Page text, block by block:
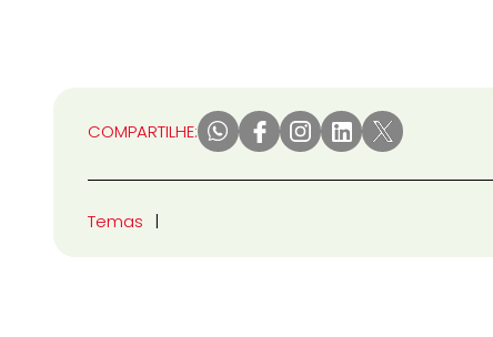
COMPARTILHE:
Temas